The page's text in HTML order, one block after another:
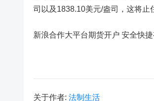
司以及1838.10美元/盎司，这将止
新浪合作大平台期货开户 安全快
关于作者: 法制生活